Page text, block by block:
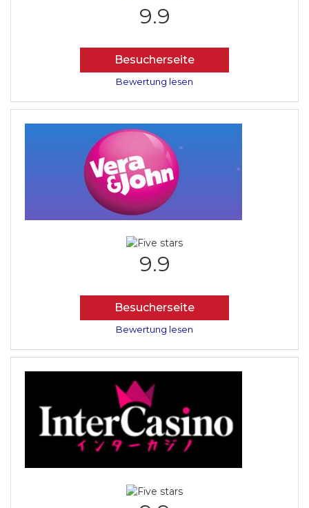
9.9
Besucherseite
Bewertung lesen
9.9
Besucherseite
Bewertung lesen